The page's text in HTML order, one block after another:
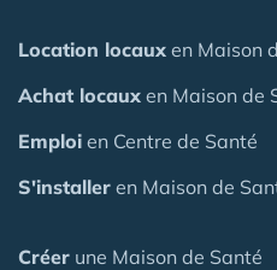
Location locaux en Maison
Achat locaux en Maison de
Emploi en Centre de Santé
S'installer en Maison de
Créer une Maison de Santé